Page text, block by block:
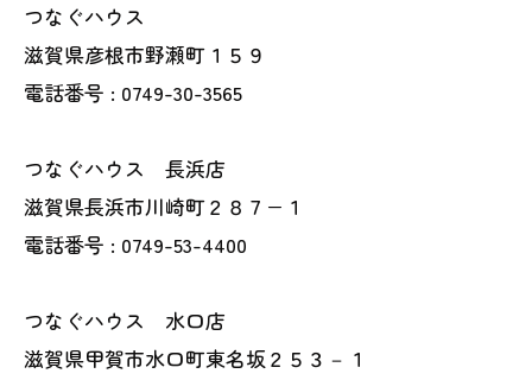
つなぐハウス
滋賀県彦根市野瀬町１５９
電話番号 : 0749-30-3565
つなぐハウス 長浜店
滋賀県長浜市川崎町２８７−１
電話番号 : 0749-53-4400
つなぐハウス 水口店
滋賀県甲賀市水口町東名坂２５３－１